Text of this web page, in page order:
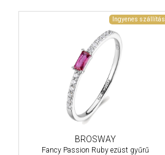
Ingyenes szállítás
BROSWAY
Fancy Passion Ruby ezüst gyűrű